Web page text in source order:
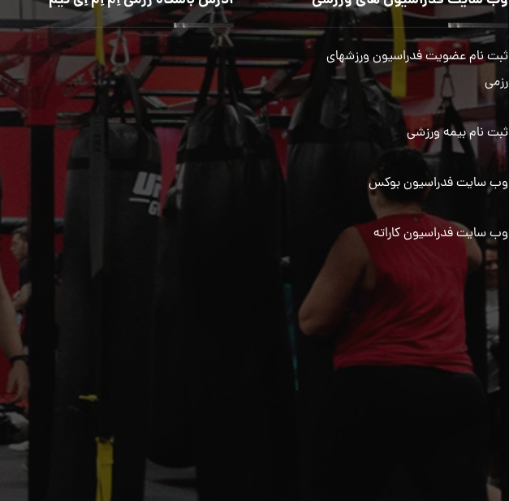
ثبت نام عضویت فدراسیون ورزشهای
رزمی
ثبت نام بیمه ورزشی
وب سایت فدراسیون بوکس
وب سایت فدراسیون کاراته